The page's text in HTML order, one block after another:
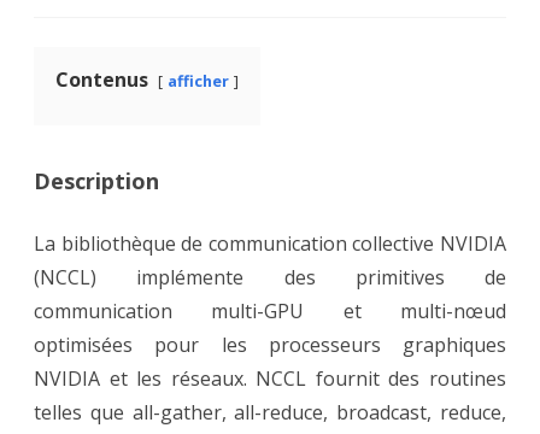
Contenus afficher
Description
La bibliothèque de communication collective NVIDIA
(NCCL) implémente des primitives de
communication multi-GPU et multi-nœud
optimisées pour les processeurs graphiques
NVIDIA et les réseaux. NCCL fournit des routines
telles que all-gather, all-reduce, broadcast, reduce,